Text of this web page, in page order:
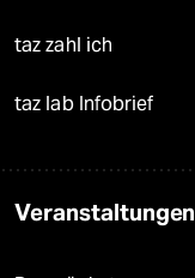
taz zahl ich
taz lab Infobrief
Veranstaltungen